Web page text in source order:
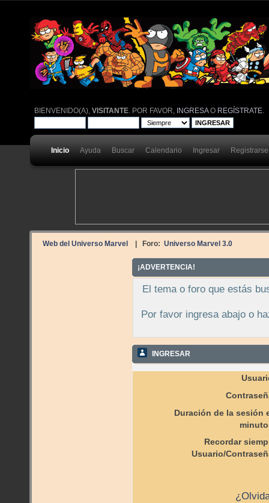
BIENVENIDO(A),VISITANTE . POR FAVOR, INGRESAO REGÍSTRATE
Inicio Ayuda Buscar Calendario Ingresar Registrarse
Web del Universo Marvel | Foro: Universo Marvel 3.0
¡ADVERTENCIA!
El tema o foro que estás
Por favor ingresa abajo o
INGRESAR
Duración de la sesión
Recordar
Usuario/